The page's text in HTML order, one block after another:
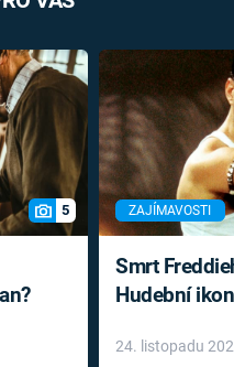
5 ZAJÍMAVOSTI
Smrt
Hudební
léky
24. listopadu